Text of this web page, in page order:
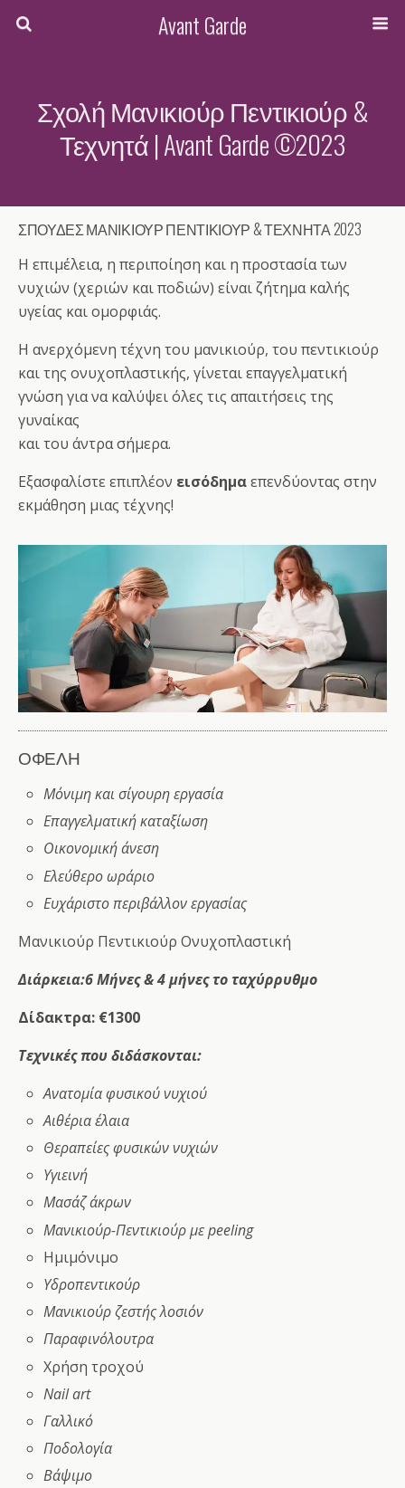
Avant Garde
Σχολή Μανικιούρ Πεντικιούρ &
Τεχνητά | Avant Garde ©2023
ΣΠΟΥΔΕΣ ΜΑΝΙΚΙΟΥΡ ΠΕΝΤΙΚΙΟΥΡ & ΤΕΧΝΗΤΑ 2023
Η επιμέλεια, η περιποίηση και η προστασία των
νυχιών (χεριών και ποδιών) είναι ζήτημα καλής
υγείας και ομορφιάς.
Η ανερχόμενη τέχνη του μανικιούρ, του πεντικιούρ
και της ονυχοπλαστικής, γίνεται επαγγελματική
γνώση για να καλύψει όλες τις απαιτήσεις της
γυναίκας
και του άντρα σήμερα.
Εξασφαλίστε επιπλέον εισόδημαεπενδύοντας στην
εκμάθηση μιας τέχνης!
ΟΦΕΛΗ
Μόνιμη και σίγουρη εργασία
Επαγγελματική καταξίωση
Οικονομική άνεση
Ελεύθερο ωράριο
Ευχάριστο περιβάλλον εργασίας
Μανικιούρ Πεντικιούρ Ονυχοπλαστική
Διάρκεια:6Μήνες & 4 μήνες το ταχύρρυθμο
Δίδακτρα: €1300
Τεχνικές που διδάσκονται:
Ανατομία φυσικού νυχιού
Αιθέρια έλαια
Θεραπείες φυσικών νυχιών
Υγιεινή
Μασάζ άκρων
Μανικιούρ-Πεντικιούρ με peeling
Ημιμόνιμο
Yδροπεντικούρ
Μανικιούρ ζεστής λοσιόν
Παραφινόλουτρα
Χρήση τροχού
Nail art
Γαλλικό
Ποδολογία
Βάψιμο